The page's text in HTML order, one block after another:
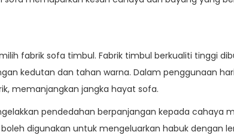
fabrik sofa timbul. Fabrik timbul berkualiti tinggi
kedutan dan tahan warna. Dalam penggunaan
memanjangkan jangka hayat sofa.
pendedahan berpanjangan kepada
digunakan untuk mengeluarkan habuk dengan